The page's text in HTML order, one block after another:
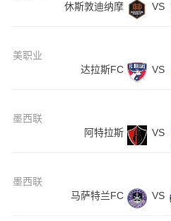
休斯敦迪纳摩
VS
美职业
达拉斯FC
VS
墨西联
阿特拉斯
VS
墨西联
马萨特兰FC
VS